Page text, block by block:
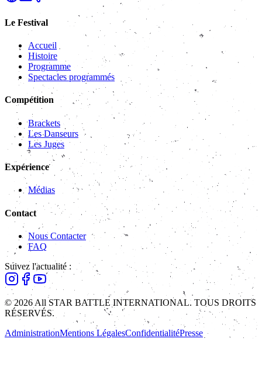
Le Festival
Accueil
Histoire
Programme
Spectacles programmés
Compétition
Brackets
Les Danseurs
Les Juges
Expérience
Médias
Contact
Nous Contacter
FAQ
Suivez l'actualité :
© 2026 All STAR BATTLE INTERNATIONAL. TOUS DROITS
RÉSERVÉS.
AdministrationMentions LégalesConfidentialitéPresse